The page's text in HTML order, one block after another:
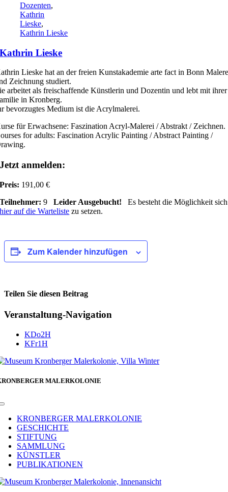
Dozenten,
Kathrin
Lieske,
Kathrin Lieske
Kathrin Lieske
Lieske hat an der freien Kunstakademie arte fact in Bonn
Zeichnung studiert.
arbeitet als freischaffende Künstlerin und Dozentin und lebt mit ihrer
in Kronberg.
bevorzugtes Medium ist die Acrylmalerei.
für Erwachsene: Faszination Acryl-Malerei / Abstrakt / Zeichnen.
for adults: Fascination Acrylic Painting / Abstract Painting /
Jetzt anmelden:
Preis: 191,00 €
Teilnehmer: 9Leider Ausgebucht! Es besteht die Möglichkeit sich
hier auf die Warteliste zu setzen.
Zum Kalender hinzufügen
Teilen Sie diesen Beitrag
Facebook
Veranstaltung-Navigation
KDo2H
KFr1H
MALERKOLONIE
Toggle
NavigationKRONBERGER MALERKOLONIE
GESCHICHTE
STIFTUNG
SAMMLUNG
KÜNSTLER
PUBLIKATIONEN